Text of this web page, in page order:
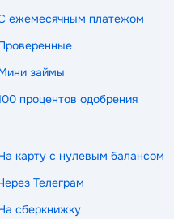
ежемесячным платежом
займы
процентов одобрения
карту с нулевым балансом
Телеграм
сберкнижку